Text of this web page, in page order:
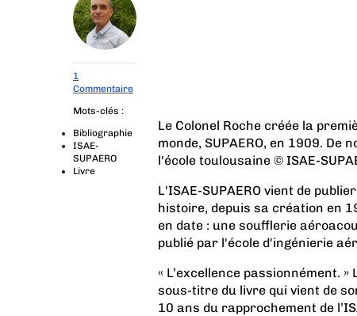
1
Commentaire
Mots-clés :
Bibliographie
ISAE-
SUPAERO
Livre
Le Colonel Roche créée la
monde, SUPAERO, en 1909.
l'école toulousaine © ISAE-
L'ISAE-SUPAERO vient de
histoire, depuis sa création en
en date : une soufflerie
publié par l'école d'ingénierie
« L’excellence passionnément. »
sous-titre du livre qui vient de
10 ans du rapprochement de